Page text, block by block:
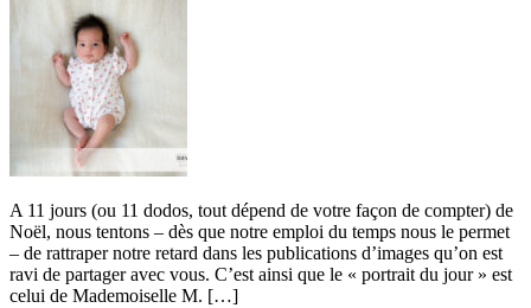
A 11 jours (ou 11 dodos, tout dépend de votre façon de compter) de
Noël, nous tentons – dès que notre emploi du temps nous le permet
– de rattraper notre retard dans les publications d’images qu’on est
ravi de partager avec vous. C’est ainsi que le « portrait du jour » est
celui de Mademoiselle M. […]